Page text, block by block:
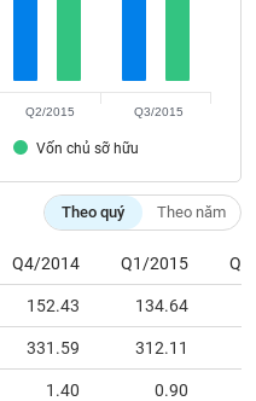
Vốn chủ sỡ hữu
Q2/2015 Q3/2015
Theo quý Theo năm
Q4/2014 Q1/2015
152.43 134.64
331.59 312.11
1.40 0.90